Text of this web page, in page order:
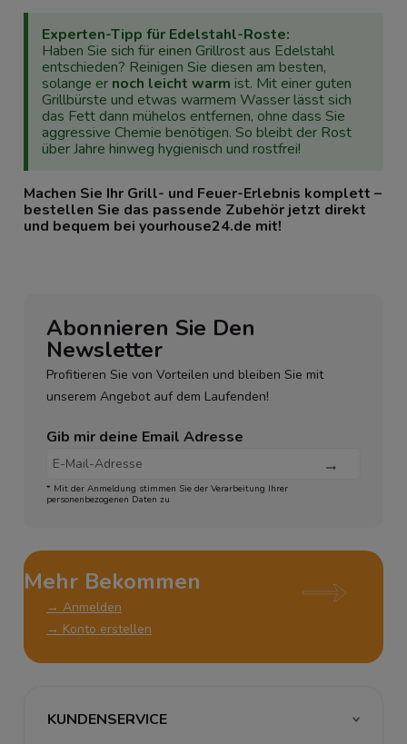
Experten-Tipp für Edelstahl-Roste:
Haben Sie sich für einen Grillrost aus Edelstahl
entschieden? Reinigen Sie diesen am besten,
solange er noch leicht warm ist. Mit einer guten
Grillbürste und etwas warmem Wasser lässt sich
das Fett dann mühelos entfernen, ohne dass Sie
aggressive Chemie benötigen. So bleibt der Rost
über Jahre hinweg hygienisch und rostfrei!
Machen Sie Ihr Grill- und Feuer-Erlebnis komplett –
bestellen Sie das passende Zubehör jetzt direkt
und bequem bei yourhouse24.de mit!
Abonnieren Sie Den
Newsletter
Profitieren Sie von Vorteilen und bleiben Sie mit
unserem Angebot auf dem Laufenden!
Gib mir deine Email Adresse
* Mit der Anmeldung stimmen Sie der Verarbeitung Ihrer
personenbezogenen Daten zu
Mehr Bekommen
→ Anmelden
→ Konto erstellen
KUNDENSERVICE